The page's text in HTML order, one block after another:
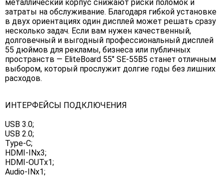
металлический корпус снижают риски поломок и
затраты на обслуживание. Благодаря гибкой установке
в двух ориентациях один дисплей может решать сразу
несколько задач. Если вам нужен качественный,
долговечный и выгодный профессиональный дисплей
55 дюймов для рекламы, бизнеса или публичных
пространств — EliteBoard 55" SE-55B5 станет отличным
выбором, который прослужит долгие годы без лишних
расходов.
ИНТЕРФЕЙСЫ ПОДКЛЮЧЕНИЯ
USB 3.0;
USB 2.0;
Type-C;
HDMI-INx3;
HDMI-OUTx1;
Audio-INx1;